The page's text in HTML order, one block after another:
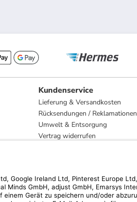
Kundenservice
Lieferung & Versandkosten
Rücksendungen / Reklamationen
Umwelt & Entsorgung
Vertrag widerrufen